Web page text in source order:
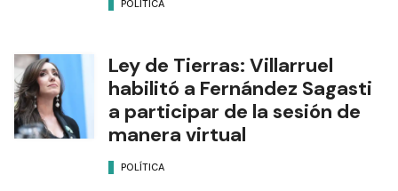
POLÍTICA
Ley de Tierras: Villarruel
habilitó a Fernández Sagasti
a participar de la sesión de
manera virtual
POLÍTICA